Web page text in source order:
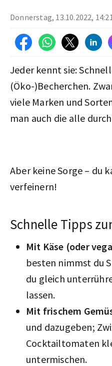
Donnerstag, 13.10.2022,
Jeder kennt sie:
(Öko-)Becherchen.
viele Marken und
man auch die alle
Aber keine Sorge – du
verfeinern!
Schnelle Tipps
Mit Käse (oder
besten nimmst du
du gleich
lassen.
Mit frischem
und dazugeben;
Cocktailtomaten
untermischen.